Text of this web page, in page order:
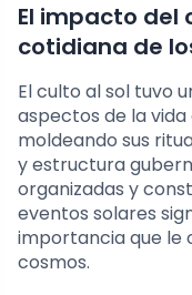
El impacto del
cotidiana de
El culto al sol tuvo
aspectos de la
moldeando sus
y estructura
organizadas y
eventos solares
importancia que le
cosmos.